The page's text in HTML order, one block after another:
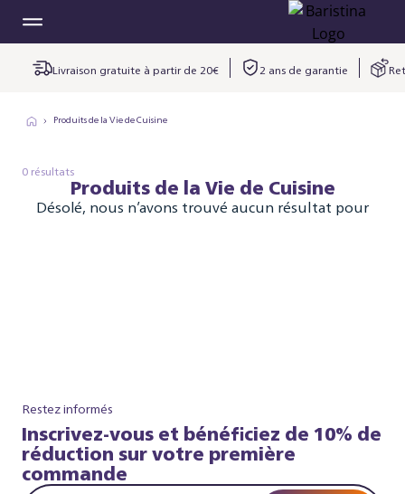
Livraison gratuite à partir de 20€ 2 ans de garantie
Produits de la Vie de Cuisine
0 résultats
Produits de la Vie de Cuisine
Désolé, nous n’avons trouvé aucun résultat pour
Restez informés
Inscrivez-vous et bénéficiez de 10% de
réduction sur votre première
commande